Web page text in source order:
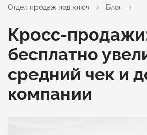
Отдел продаж под ключ Блог
Кросс-
бесплатно
средний чек и
компании